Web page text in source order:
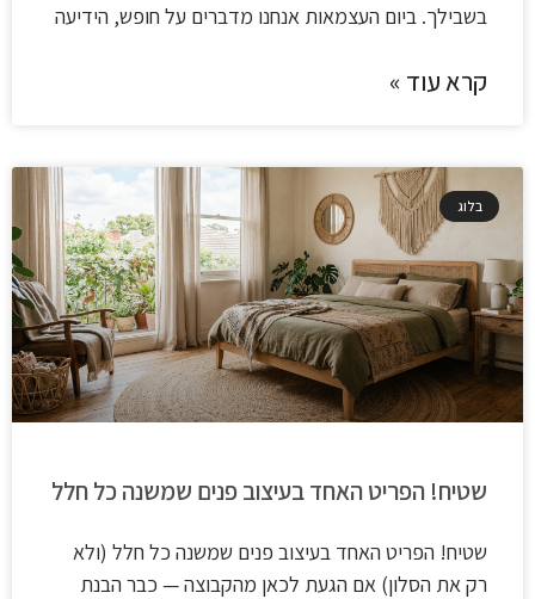
בשבילך. ביום העצמאות אנחנו מדברים על חופש, הידיעה
קרא עוד »
בלוג
שטיח! הפריט האחד בעיצוב פנים שמשנה כל חלל
שטיח! הפריט האחד בעיצוב פנים שמשנה כל חלל (ולא
רק את הסלון) אם הגעת לכאן מהקבוצה — כבר הבנת